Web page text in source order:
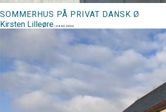
SOMMERHUS PÅ PRIVAT DANSK Ø
Kirsten Lilleøre | 24.02.2022